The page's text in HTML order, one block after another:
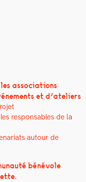
asso­ci­a­tions
et d’ateliers
respon­s­ables de la
autour de
bénév­ole